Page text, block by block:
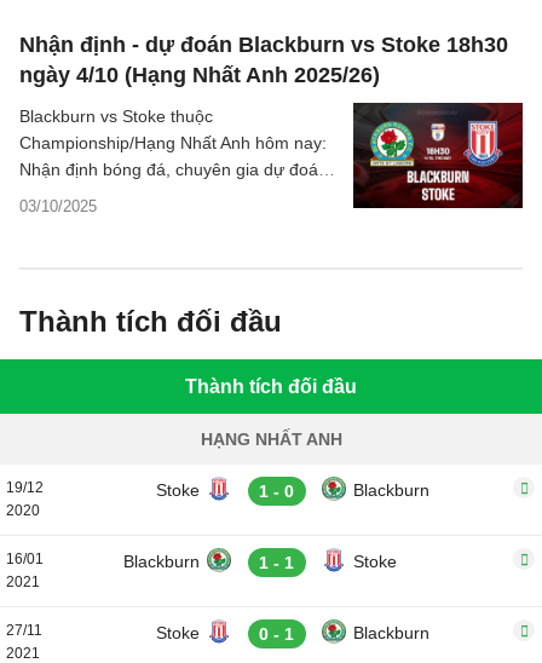
Nhận định - dự đoán Blackburn vs Stoke 18h30
ngày 4/10 (Hạng Nhất Anh 2025/26)
03/10/2025
Blackburn vs Stoke thuộc
Championship/Hạng Nhất Anh hôm nay:
Nhận định bóng đá, chuyên gia dự đoán
kết quả, thông tin phân tích tỷ số trận
Thành tích đối đầu
Thành tích đối đầu
HẠNG NHẤT ANH
19/12
2020
Stoke 1 - 0 Blackburn
16/01
2021
Blackburn 1 - 1 Stoke
27/11
2021
Stoke 0 - 1 Blackburn